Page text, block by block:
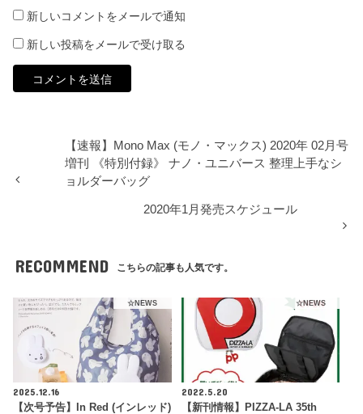
新しいコメントをメールで通知
新しい投稿をメールで受け取る
【速報】Mono Max (モノ・マックス) 2020年 02月号
増刊 《特別付録》 ナノ・ユニバース 整理上手なシ
ョルダーバッグ
2020年1月発売スケジュール
RECOMMEND こちらの記事も人気です。
☆NEWS
2025.12.16
【次号予告】In Red (インレッド)
☆NEWS
2022.5.20
【新刊情報】PIZZA-LA 35th